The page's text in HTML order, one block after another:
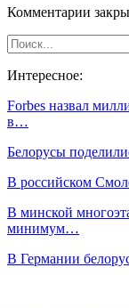
Комментарии
Интересное:
Forbes назвал
в…
Белорусы
В российском
В минской
минимум…
В Германии